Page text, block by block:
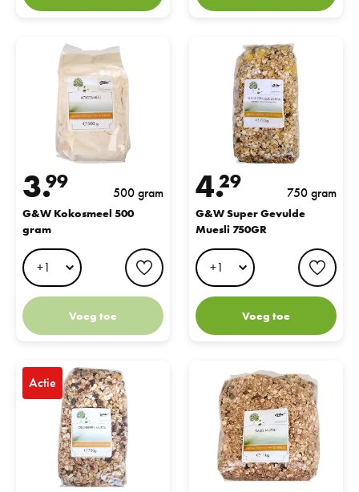
G&W Kokosmeel 500 gram
3.99 500 gram
G&W Kokosmeel 500
gram
favorite button
Voeg toe
G&W Super Gevulde Muesli
4.29 750 gram
G&W Super Gevulde
Muesli 750GR
Voeg toe
G&W Muesli Cranberry 750gr
Actie
G&W Basis Muesli 1kg